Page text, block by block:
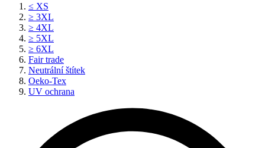
≤ XS
≥ 3XL
≥ 4XL
≥ 5XL
≥ 6XL
Fair trade
Neutrální štítek
Oeko-Tex
UV ochrana